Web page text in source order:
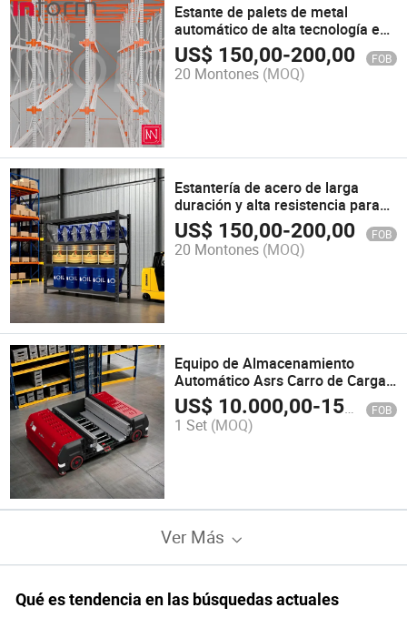
Estante de palets de metal
automático de alta tecnología en
almacén de entrada y salida
US$ 150,00-200,00 FOB
20 Montones (MOQ)
Estantería de acero de larga
duración y alta resistencia para
exhibición en tiendas de
comestibles al por menor y
mayor
US$ 150,00-200,00 FOB
20 Montones (MOQ)
Equipo de Almacenamiento
Automático Asrs Carro de Carga
de Cuatro Vías de Alta Capacidad
US$ 10.000,00-15.000,00 FOB
1 Set (MOQ)
Ver Más
Qué es tendencia en las búsquedas actuales